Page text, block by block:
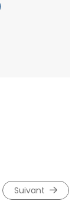
suivant